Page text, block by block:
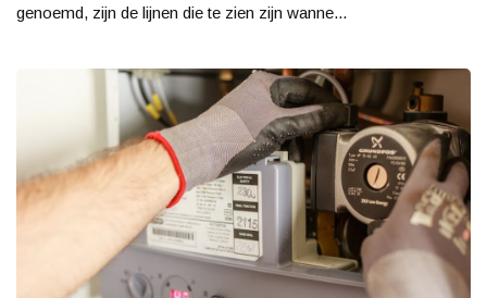
genoemd, zijn de lijnen die te zien zijn wanne...